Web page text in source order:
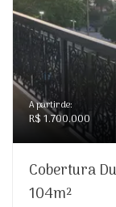
A partir de:
R$ 1.700.000
Cobertura
104m²